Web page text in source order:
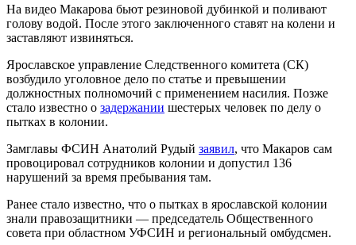
На видео Макарова бьют резиновой дубинкой и поливают
голову водой. После этого заключенного ставят на колени и
заставляют извиняться.
Ярославское управление Следственного комитета (СК)
возбудило уголовное дело по статье и превышении
должностных полномочий с применением насилия. Позже
стало известно о задержании шестерых человек по делу о
пытках в колонии.
Замглавы ФСИН Анатолий Рудый заявил, что Макаров сам
провоцировал сотрудников колонии и допустил 136
нарушений за время пребывания там.
Ранее стало известно, что о пытках в ярославской колонии
знали правозащитники — председатель Общественного
совета при областном УФСИН и региональный омбудсмен.